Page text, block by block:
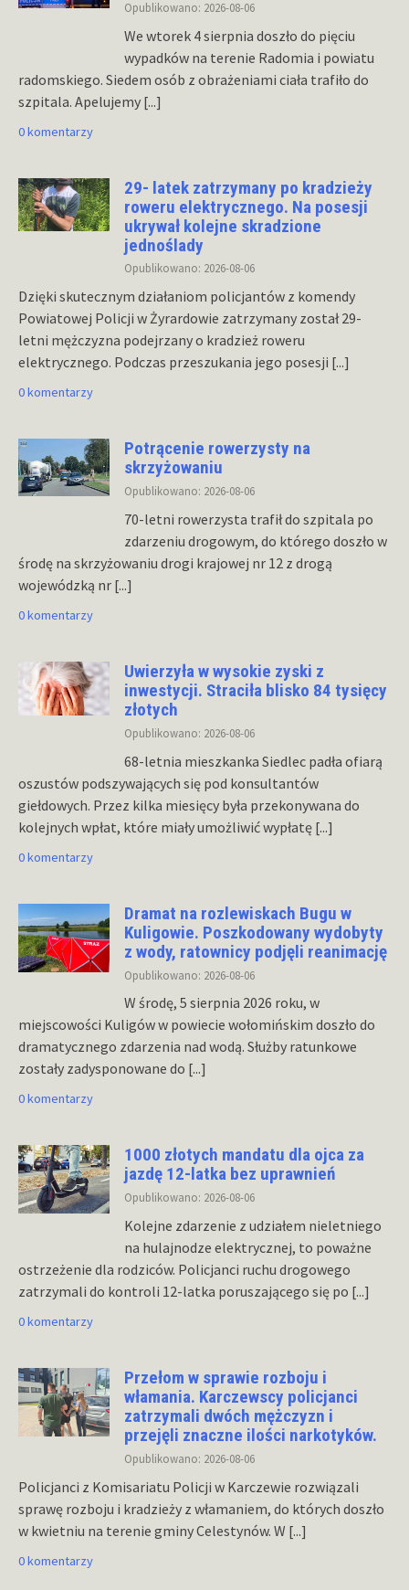
Opublikowano: 2026-08-06
We wtorek 4 sierpnia doszło do pięciu
wypadków na terenie Radomia i powiatu
radomskiego. Siedem osób z obrażeniami ciała trafiło do
szpitala. Apelujemy [...]
0 komentarzy
29- latek zatrzymany po kradzieży
roweru elektrycznego. Na posesji
ukrywał kolejne skradzione
jednoślady
Opublikowano: 2026-08-06
Dzięki skutecznym działaniom policjantów z komendy
Powiatowej Policji w Żyrardowie zatrzymany został 29-
letni mężczyzna podejrzany o kradzież roweru
elektrycznego. Podczas przeszukania jego posesji [...]
0 komentarzy
Potrącenie rowerzysty na
skrzyżowaniu
Opublikowano: 2026-08-06
70-letni rowerzysta trafił do szpitala po
zdarzeniu drogowym, do którego doszło w
środę na skrzyżowaniu drogi krajowej nr 12 z drogą
wojewódzką nr [...]
0 komentarzy
Uwierzyła w wysokie zyski z
inwestycji. Straciła blisko 84 tysięcy
złotych
Opublikowano: 2026-08-06
68-letnia mieszkanka Siedlec padła ofiarą
oszustów podszywających się pod konsultantów
giełdowych. Przez kilka miesięcy była przekonywana do
kolejnych wpłat, które miały umożliwić wypłatę [...]
0 komentarzy
Dramat na rozlewiskach Bugu w
Kuligowie. Poszkodowany wydobyty
z wody, ratownicy podjęli reanimację
Opublikowano: 2026-08-06
W środę, 5 sierpnia 2026 roku, w
miejscowości Kuligów w powiecie wołomińskim doszło do
dramatycznego zdarzenia nad wodą. Służby ratunkowe
zostały zadysponowane do [...]
0 komentarzy
1000 złotych mandatu dla ojca za
jazdę 12-latka bez uprawnień
Opublikowano: 2026-08-06
Kolejne zdarzenie z udziałem nieletniego
na hulajnodze elektrycznej, to poważne
ostrzeżenie dla rodziców. Policjanci ruchu drogowego
zatrzymali do kontroli 12-latka poruszającego się po [...]
0 komentarzy
Przełom w sprawie rozboju i
włamania. Karczewscy policjanci
zatrzymali dwóch mężczyzn i
przejęli znaczne ilości narkotyków.
Opublikowano: 2026-08-06
Policjanci z Komisariatu Policji w Karczewie rozwiązali
sprawę rozboju i kradzieży z włamaniem, do których doszło
w kwietniu na terenie gminy Celestynów. W [...]
0 komentarzy